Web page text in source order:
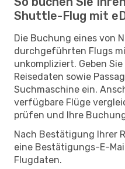
Shuttle-Flug mit
Die Buchung eines von
durchgeführten Flugs
unkompliziert. Geben
Reisedaten sowie
Suchmaschine ein.
verfügbare Flüge
prüfen und Ihre
Nach Bestätigung Ihrer
eine Bestätigungs-E-
Flugdaten.